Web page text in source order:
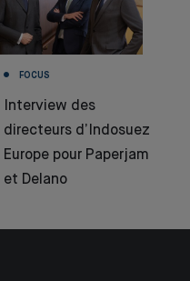
FOCUS
Interview des
directeurs d’Indosuez
Europe pour Paperjam
et Delano